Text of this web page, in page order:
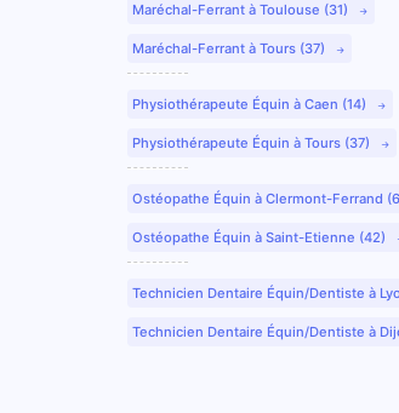
Maréchal-Ferrant à Toulouse (31)
Maréchal-Ferrant à Tours (37)
Physiothérapeute Équin à Caen (14)
Physiothérapeute Équin à Tours (37)
Ostéopathe Équin à Clermont-Ferrand
Ostéopathe Équin à Saint-Etienne (42)
Technicien Dentaire Équin/Dentiste à
Technicien Dentaire Équin/Dentiste à